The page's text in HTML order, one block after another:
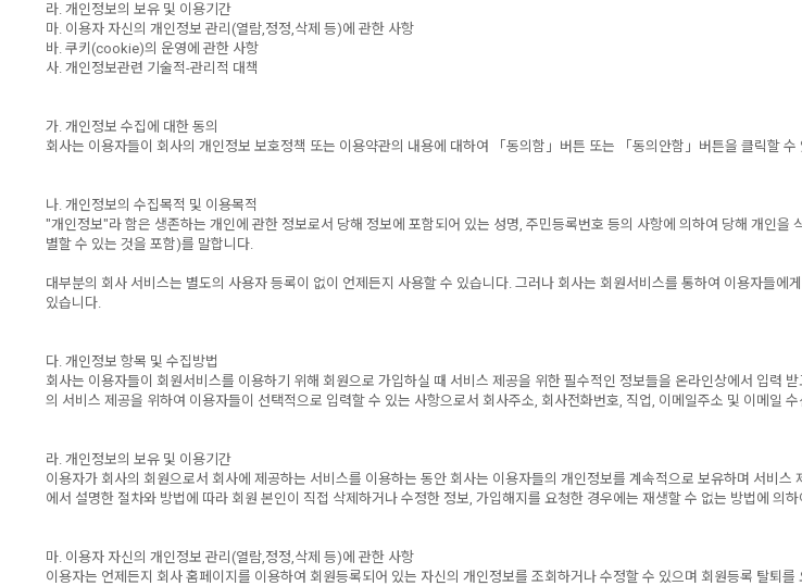
라. 개인정보의 보유 및 이용기간
마. 이용자 자신의 개인정보 관리(열람,정정,삭제 등)에 관한 사항
바. 쿠키(cookie)의 운영에 관한 사항
사. 개인정보관련 기술적-관리적 대책
가. 개인정보 수집에 대한 동의
회사는 이용자들이 회사의 개인정보 보호정책 또는 이용약관의 내용에 대하여 「동의함」버튼 또는 「동의안함」버튼을 클릭할
나. 개인정보의 수집목적 및 이용목적
"개인정보"라 함은 생존하는 개인에 관한 정보로서 당해 정보에 포함되어 있는 성명, 주민등록번호 등의 사항에 의하여 당해 개인
별할 수 있는 것을 포함)를 말합니다.
대부분의 회사 서비스는 별도의 사용자 등록이 없이 언제든지 사용할 수 있습니다. 그러나 회사는 회원서비스를 통하여 이용자들
있습니다.
다. 개인정보 항목 및 수집방법
회사는 이용자들이 회원서비스를 이용하기 위해 회원으로 가입하실 때 서비스 제공을 위한 필수적인 정보들을 온라인상에서 입력
의 서비스 제공을 위하여 이용자들이 선택적으로 입력할 수 있는 사항으로서 회사주소, 회사전화번호, 직업, 이메일주소 및 이메일
라. 개인정보의 보유 및 이용기간
이용자가 회사의 회원으로서 회사에 제공하는 서비스를 이용하는 동안 회사는 이용자들의 개인정보를 계속적으로 보유하며 서비
에서 설명한 절차와 방법에 따라 회원 본인이 직접 삭제하거나 수정한 정보, 가입해지를 요청한 경우에는 재생할 수 없는 방법에 의
마. 이용자 자신의 개인정보 관리(열람,정정,삭제 등)에 관한 사항
이용자는 언제든지 회사 홈페이지를 이용하여 회원등록되어 있는 자신의 개인정보를 조회하거나 수정할 수 있으며 회원등록 탈퇴를